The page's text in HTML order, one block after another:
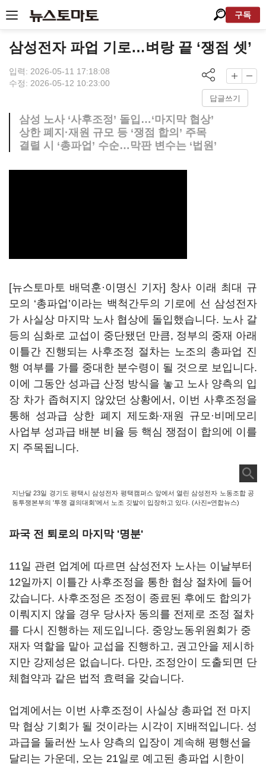
구독
삼성전자 파업 기로…벼랑 끝 ‘쟁점 셋’
입력: 2026-05-11 17:18:08
수정: 2026-05-12 10:23:00
답글쓰기
삼성 노사 ‘사후조정’ 돌입…‘마지막 협상’
상한 폐지·재원 규모 등 ‘쟁점 합의’ 주목
결렬 시 ‘총파업’ 수순…막판 변수는 ‘법원’
[뉴스토마토 배덕훈·이명신 기자] 창사 이래 최대 규
모의 ‘총파업 ’이라는 백척간두의 기로에 선 삼성전자
가 사실상 마지막 노사 협상에 돌입했습니다. 노사 갈
등의 심화로 교섭이 중단됐던 만큼, 정부의 중재 아래
이틀간 진행되는 사후조정 절차는 노조의 총파업 진
행 여부를 가를 중대한 분수령이 될 것으로 보입니다.
이에 그동안 성과급 산정 방식을 놓고 노사 양측의 입
장 차가 좁혀지지 않았던 상황에서 , 이번 사후조정을
통해 성과급 상한 폐지 제도화·재원 규모·비메모리
사업부 성과급 배분 비율 등 핵심 쟁점이 합의에 이를
지 주목됩니다.
지난달 23일 경기도 평택시 삼성전자 평택캠퍼스 앞에서 열린 삼성전자 노동조합 공
동투쟁본부의 '투쟁 결의대회'에서 노조 깃발이 입장하고 있다. (사진=연합뉴스)
파국 전 퇴로의 마지막 '명분'
11일 관련 업계에 따르면 삼성전자 노사는 이날부터
12일까지 이틀간 사후조정을 통한 협상 절차에 들어
갔습니다. 사후조정은 조정이 종료된 후에도 합의가
이뤄지지 않을 경우 당사자 동의를 전제로 조정 절차
를 다시 진행하는 제도입니다. 중앙노동위원회가 중
재자 역할을 맡아 교섭을 진행하고, 권고안을 제시하
지만 강제성은 없습니다. 다만, 조정안이 도출되면 단
체협약과 같은 법적 효력을 갖습니다.
업계에서는 이번 사후조정이 사실상 총파업 전 마지
막 협상 기회가 될 것이라는 시각이 지배적입니다. 성
과급을 둘러싼 노사 양측의 입장이 계속해 평행선을
달리는 가운데 , 오는 21일로 예고된 총파업 시한이